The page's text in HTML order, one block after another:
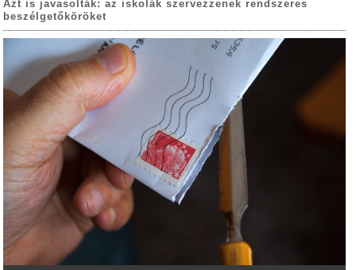
Azt is javasolták: az iskolák szervezzenek rendszeres
beszélgetőköröket